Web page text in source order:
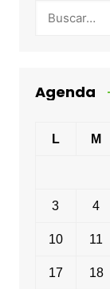
Agenda
L M
3 4
10 11
17 18